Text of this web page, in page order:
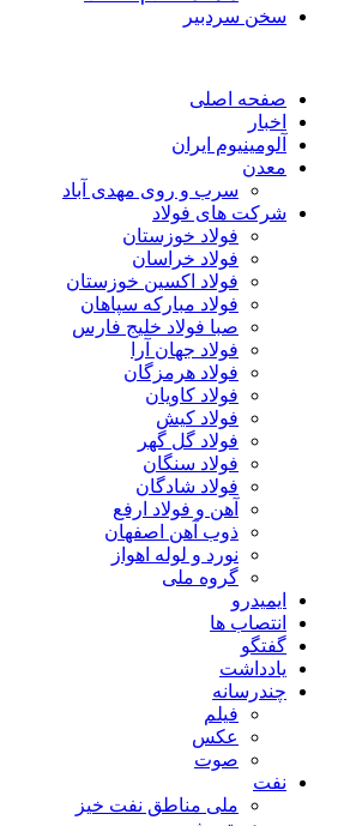
سخن سردبیر
صفحه اصلی
اخبار
آلومینیوم ایران
معدن
سرب و روی مهدی آباد
شرکت های فولاد
فولاد خوزستان
فولاد خراسان
فولاد اکسین خوزستان
فولاد مبارکه سپاهان
صبا فولاد خلیج فارس
فولاد جهان آرا
فولاد هرمزگان
فولاد کاویان
فولاد کیش
فولاد گل گهر
فولاد سنگان
فولاد شادگان
آهن و فولاد ارفع
ذوب آهن اصفهان
نورد و لوله اهواز
گروه ملی
ایمیدرو
انتصاب ها
گفتگو
یادداشت
چندرسانه
فیلم
عکس
صوت
نفت
ملی مناطق نفت خیز